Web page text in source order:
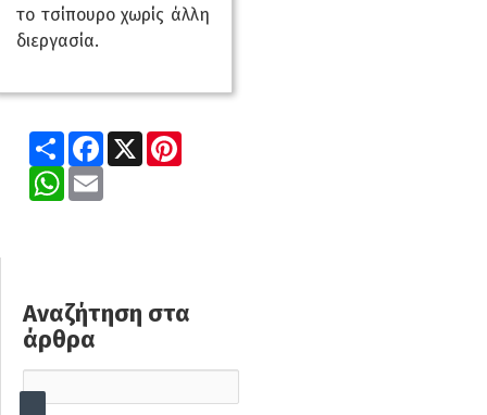
το τσίπουρο χωρίς άλλη
διεργασία.
ShareFacebook
X
WhatsApp
Αναζήτηση στα
άρθρα